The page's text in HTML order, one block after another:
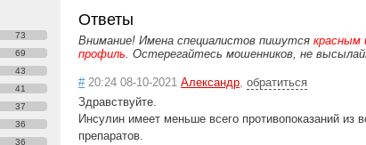
73
69
43
41
37
36
36
Ответы
Внимание! Имена специалистов пишутся красным
профиль. Остерегайтесь мошенников, не
#20:24 08-10-2021 Александр, обратиться
Здравствуйте.
Инсулин имеет меньше всего противопоказаний из
препаратов.